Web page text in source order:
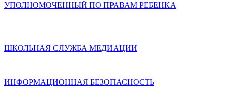
УПОЛНОМОЧЕННЫЙ ПО ПРАВАМ РЕБЕНКА
ШКОЛЬНАЯ СЛУЖБА МЕДИАЦИИ
ИНФОРМАЦИОННАЯ БЕЗОПАСНОСТЬ